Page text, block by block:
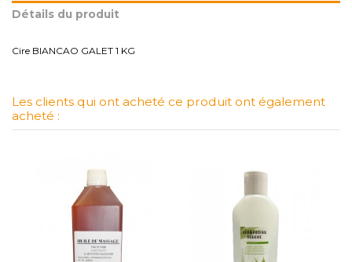
Détails du produit
Cire BIANCAO GALET 1 KG
Les clients qui ont acheté ce produit ont également
acheté :